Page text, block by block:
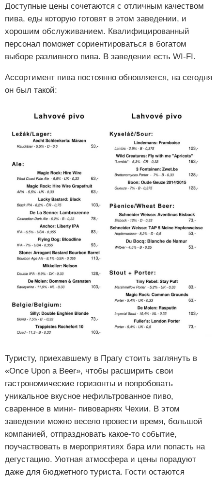
Доступные цены сочетаются с отличным качеством
пива, еды которую готовят в этом заведении, и
хорошим обслуживанием. Квалифицированный
персонал поможет сориентироваться в богатом
выборе разливного пива. В заведении есть WI-FI.
Ассортимент пива постоянно обновляется, на сегодня
он был такой:
Туристу, приехавшему в Прагу стоить заглянуть в
«Once Upon a Beer», чтобы расширить свои
гастрономические горизонты и попробовать
уникальное вкусное нефильтрованное пиво,
сваренное в мини- пивоварнях Чехии. В этом
заведении можно весело провести время, большой
компанией, отпраздновать какое-то событие,
поучаствовать в мероприятиях бара или попасть на
дегустацию. Уютная атмосфера и цены порадуют
даже для бюджетного туриста. Гости остаются